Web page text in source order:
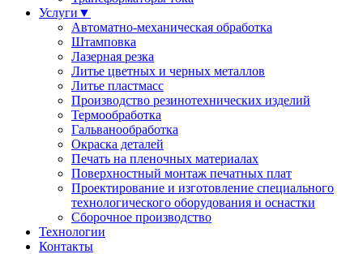
Услуги ▼
Автоматно-механическая обработка
Штамповка
Лазерная резка
Литье цветных и черных металлов
Литье пластмасс
Производство резинотехнических изделий
Термообработка
Гальванообработка
Окраска деталей
Печать на пленочных материалах
Поверхностный монтаж печатных плат
Проектирование и изготовление специального
технологического оборудования и оснастки
Сборочное производство
Технологии
Контакты